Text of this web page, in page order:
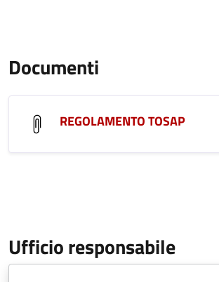
Documenti
REGOLAMENTO TOSAP
Ufficio responsabile